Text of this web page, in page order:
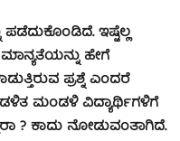
ಇಷ್ಟೆಲ್ಲ
ಹೇಗೆ
ಪ್ರಶ್ನೆ ಎಂದರೆ
ಮಂಡಳಿ ವಿದ್ಯಾರ್ಥಿಗಳಿಗೆ
? ಕಾದು ನೋಡುವಂತಾಗಿದೆ.